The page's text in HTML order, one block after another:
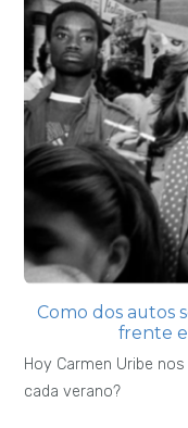
Como dos autos
frente
Hoy Carmen Uribe
cada verano?